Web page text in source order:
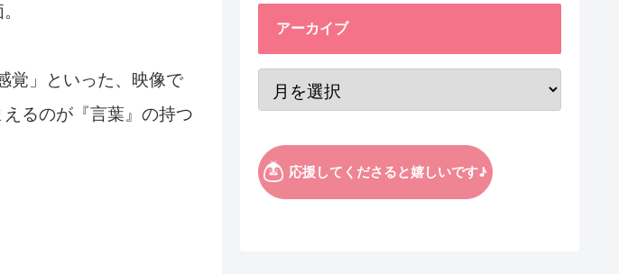
覚」といった、映像で
るのが『言葉』の持つ
アーカイブ